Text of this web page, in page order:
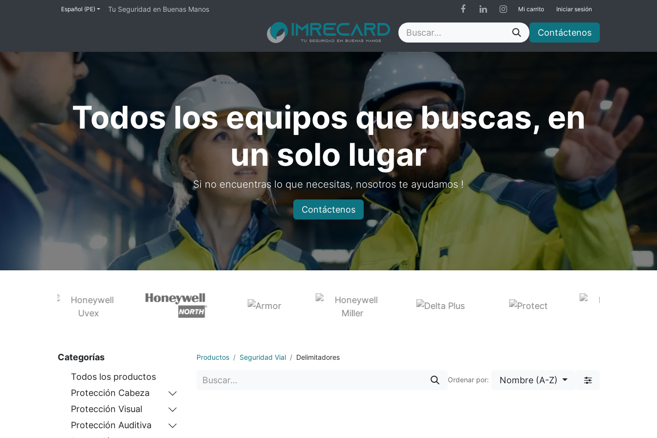
Español (PE) Tu Seguridad en Buenas Manos Mi carrito Iniciar sesión
Contáctenos Blog Nosotros Ayuda Contáctenos
Todos los equipos que buscas, en
un solo lugar
Si no encuentras lo que necesitas, nosotros te ayudamos !
Contáctenos
Categorías
Todos los productos
Protección Cabeza
Protección Visual
Protección Auditiva
Productos Seguridad Vial Delimitadores
Ordenar por: Nombre (A-Z)